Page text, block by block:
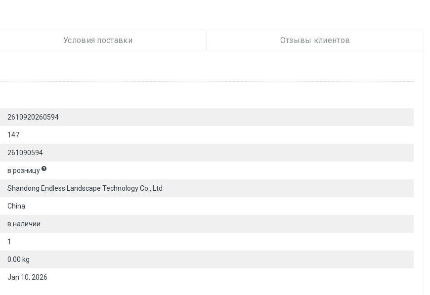
Условия поставки Отзывы клиентов
2610920260594
147
261090594
в розницу
Shandong Endless Landscape Technology Co., Ltd
China
в наличии
1
0.00 kg
Jan 10, 2026